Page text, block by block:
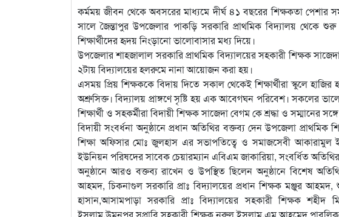
কর্মময় জীবন থেকে অবসরের মাধ্যমে দীর্ঘ ৪১ বছরের শিক্ষকতা পেশার
সালে জৈন্তাপুর উপজেলার পাকড়ি সরকারি প্রাথমিক বিদ্যালয় থেকে
শিক্ষার্থীদের হৃদয় নিংড়ানো ভালোবাসার মধ্য দিয়ে।
উপজেলার শাহজালাল সরকারি প্রাথমিক বিদ্যালয়ের সহকারী শিক্ষক
২টায় বিদ্যালয়ের হলরুমে নানা আয়োজন করা হয়।
এসময় প্রিয় শিক্ষককে বিদায় দিতে সকাল থেকেই শিক্ষার্থীরা স্কুলে
অশ্রুসিক্ত। বিদ্যালয় প্রাঙ্গণে সৃষ্টি হয় এক আবেগঘন পরিবেশ। সকলের
শিক্ষার্থী ও সহকর্মীরা বিদায়ী শিক্ষক সাজেদা বেগম কে শ্রদ্ধা ও সম্মানের
বিদায়ী সংবর্ধনা অনুষ্ঠানে প্রধান অতিথির বক্তব্য দেন উপজেলা
শিক্ষা অফিসার মোঃ জুলহাস এর সভাপতিত্বে ও সমাজসেবী আকারামুল
ইউনিয়ন পরিষদের সাবেক চেয়ারম্যান এবিএম জাকারিয়া, সংবর্ধিত
অনুষ্ঠানে আরও বক্তব্য রাখেন ও উপস্থিত ছিলেন অনুষ্ঠানে বিশেষ
আহমদ, চিকনাগুল সরকারি প্রাঃ বিদ্যালয়ের প্রধান শিক্ষক মঞ্জুর
হাসান,আসামপাড়া সরকারি প্রাঃ বিদ্যালয়ের সহকারী শিক্ষক শহীদ